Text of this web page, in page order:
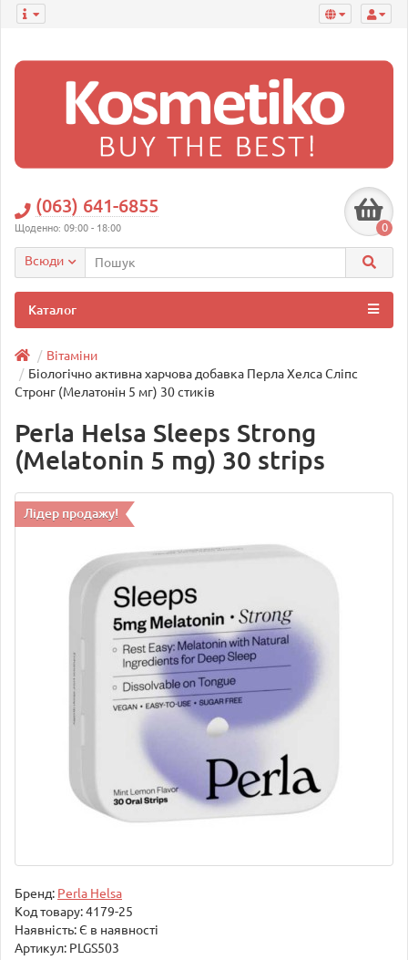
(063) 641-6855
Щоденно: 09:00 - 18:00 0
Всюди
Каталог
Вітаміни
Біологічно активна харчова добавка Перла Хелса Сліпс
Стронг (Мелатонін 5 мг) 30 стиків
Perla Helsa Sleeps Strong
(Melatonin 5 mg) 30 strips
Лідер продажу!
Бренд: Perla Helsa
Код товару:4179-25
Наявність: Є в наявності
Артикул: PLGS503